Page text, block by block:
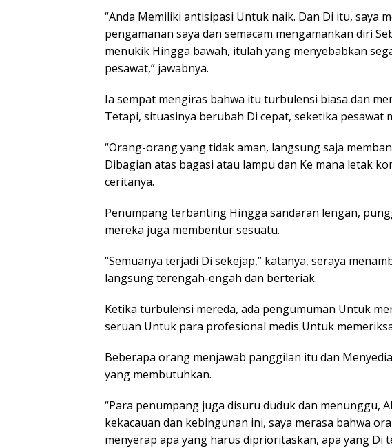
“Anda Memiliki antisipasi Untuk naik. Dan Di itu, saya
pengamanan saya dan semacam mengamankan diri
menukik Hingga bawah, itulah yang menyebabkan
pesawat,” jawabnya.
Ia sempat mengiras bahwa itu turbulensi biasa dan
Tetapi, situasinya berubah Di cepat, seketika pesawat
“Orang-orang yang tidak aman, langsung saja
Dibagian atas bagasi atau lampu dan Ke mana letak
ceritanya.
Penumpang terbanting Hingga sandaran lengan,
mereka juga membentur sesuatu.
“Semuanya terjadi Di sekejap,” katanya, seraya
langsung terengah-engah dan berteriak.
Ketika turbulensi mereda, ada pengumuman Untuk
seruan Untuk para profesional medis Untuk
Beberapa orang menjawab panggilan itu dan
yang membutuhkan.
“Para penumpang juga disuru duduk dan menunggu,
kekacauan dan kebingunan ini, saya merasa bahwa
menyerap apa yang harus diprioritaskan, apa yang Di